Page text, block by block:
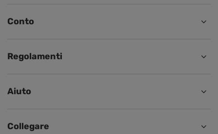
Conto
Regolamenti
Aiuto
Collegare